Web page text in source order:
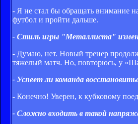
- Я не стал бы обращать внимание
футбол и пройти дальше.
- Стиль игры "Металлиста"
- Думаю, нет. Новый тренер
тяжелый матч. Но, повторюсь, у
- Успеет ли команда
- Конечно! Уверен, к кубковому
- Сложно входить в такой